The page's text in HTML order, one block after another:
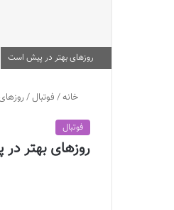
روزهای بهتر در پیش است
خانه/ فوتبال/
فوتبال
روزهای بهتر